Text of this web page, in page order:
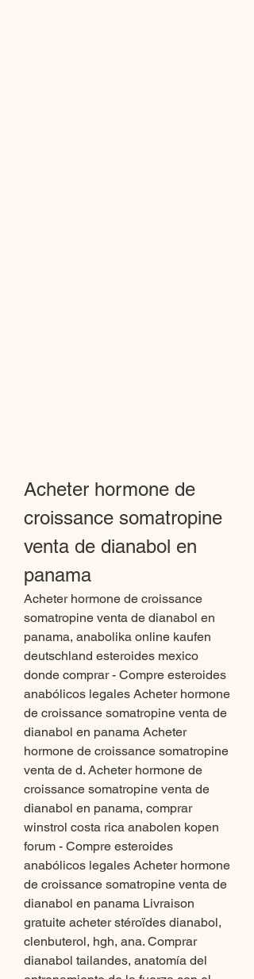
Acheter hormone de
croissance somatropine
venta de dianabol en
panama
Acheter hormone de croissance
somatropine venta de dianabol en
panama, anabolika online kaufen
deutschland esteroides mexico
donde comprar - Compre esteroides
anabólicos legales Acheter hormone
de croissance somatropine venta de
dianabol en panama Acheter
hormone de croissance somatropine
venta de d. Acheter hormone de
croissance somatropine venta de
dianabol en panama, comprar
winstrol costa rica anabolen kopen
forum - Compre esteroides
anabólicos legales Acheter hormone
de croissance somatropine venta de
dianabol en panama Livraison
gratuite acheter stéroïdes dianabol,
clenbuterol, hgh, ana. Comprar
dianabol tailandes, anatomía del